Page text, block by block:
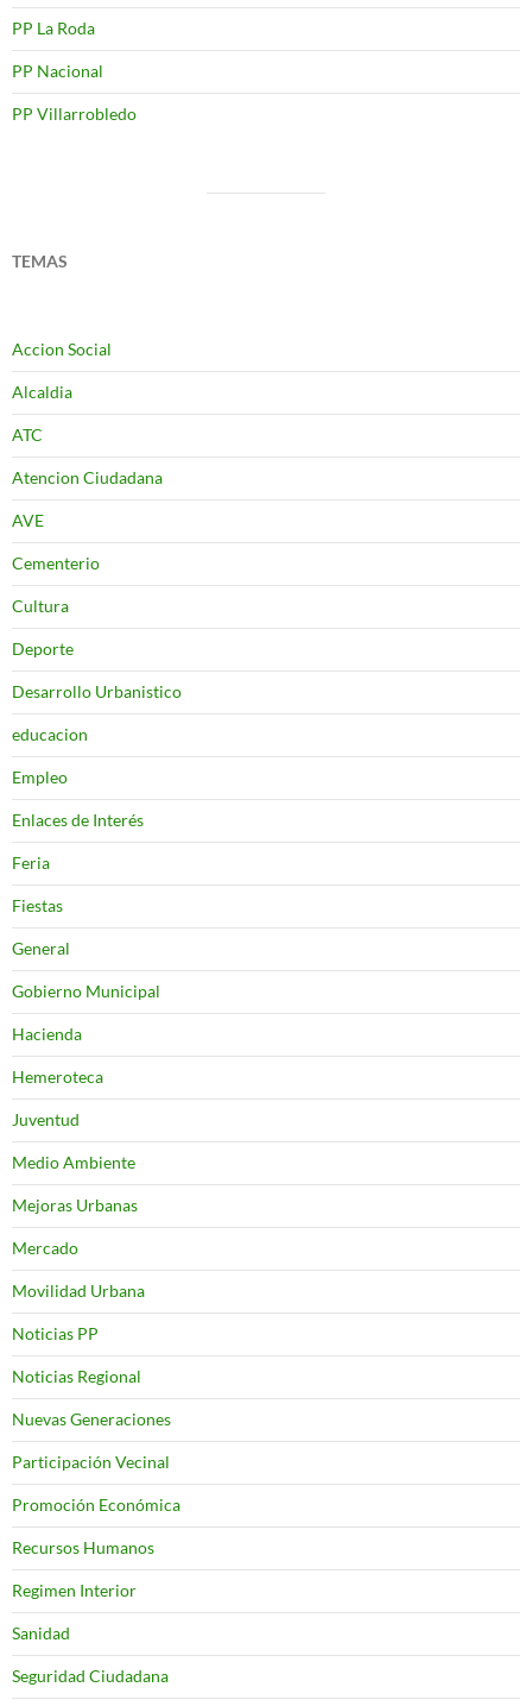
PP La Roda
PP Nacional
PP Villarrobledo
TEMAS
Accion Social
Alcaldia
ATC
Atencion Ciudadana
AVE
Cementerio
Cultura
Deporte
Desarrollo Urbanistico
educacion
Empleo
Enlaces de Interés
Feria
Fiestas
General
Gobierno Municipal
Hacienda
Hemeroteca
Juventud
Medio Ambiente
Mejoras Urbanas
Mercado
Movilidad Urbana
Noticias PP
Noticias Regional
Nuevas Generaciones
Participación Vecinal
Promoción Económica
Recursos Humanos
Regimen Interior
Sanidad
Seguridad Ciudadana